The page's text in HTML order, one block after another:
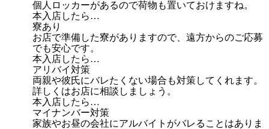
個人ロッカーがあるので荷物も置いておけますね。
本入店したら…
寮あり
お店で準備した寮がありますので、遠方からのご応募
でも安心です。
本入店したら…
アリバイ対策
両親や彼氏にバレたくない場合も対策してくれます。
詳しくはお店に相談しましょう。
本入店したら…
マイナンバー対策
家族やお昼の会社にアルバイトがバレることはありま